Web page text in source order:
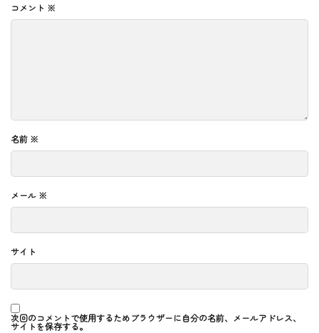
コメント ※
名前 ※
メール ※
サイト
次回のコメントで使用するためブラウザーに自分の名前、メールアドレス、
サイトを保存する。